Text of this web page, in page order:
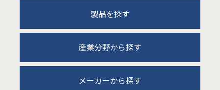
製品を探す
産業分野から探す
メーカーから探す